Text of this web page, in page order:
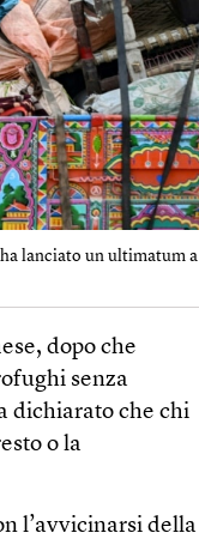
lanciato un ultimatum a
dopo che
senza
dichiarato che chi
o la
l’avvicinarsi della